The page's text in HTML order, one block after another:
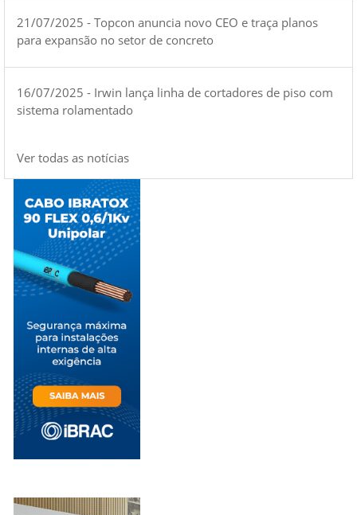
21/07/2025 - Topcon anuncia novo CEO e traça planos
para expansão no setor de concreto
16/07/2025 - Irwin lança linha de cortadores de piso com
sistema rolamentado
Ver todas as notícias